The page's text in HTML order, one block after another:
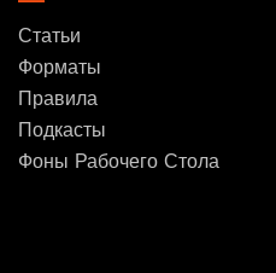
Статьи
Форматы
Правила
Подкасты
Фоны Рабочего Стола